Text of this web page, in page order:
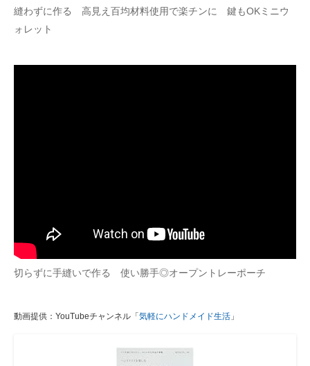
縫わずに作る 高見え百均材料使用で楽チンに 鍵もOKミニウ
ォレット
切らずに手縫いで作る 使い勝手◎オープントレーポーチ
動画提供：YouTubeチャンネル「 気軽にハンドメイド生活 」